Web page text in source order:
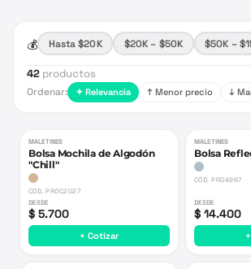
💰 Hasta $20K $20K – $50K $50K –
42 productos
Ordenar: ✦ Relevancia ↑ Menor precio ↓
MALETINES
Bolsa Mochila de Algodón
"Chill"
CÓD.PROC2027
DESDE
$ 5.700
+ Cotizar
MALETINES
Bolsa
CÓD.PRO4987
DESDE
$ 14.400